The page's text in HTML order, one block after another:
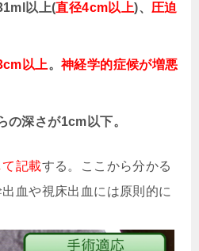
以上(直径4cm以上)、 圧迫
以上 。神経学的症候が増悪
の深さが1cm以下。
記載する。ここから分かる
血や視床出血には原則的に